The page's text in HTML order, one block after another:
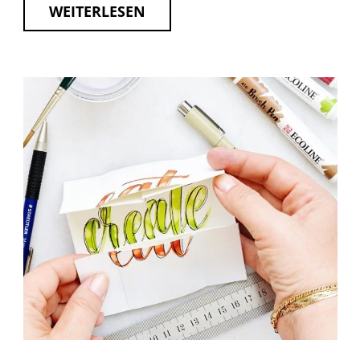
WEITERLESEN